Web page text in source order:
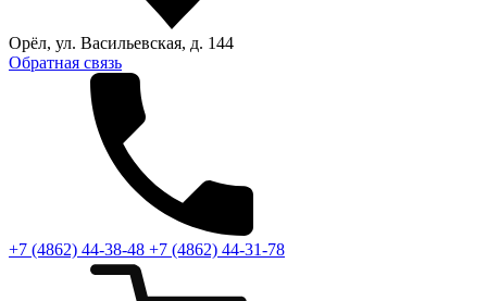
Орёл, ул. Васильевская, д. 144
Обратная связь
+7 (4862) 44-38-48 +7 (4862) 44-31-78